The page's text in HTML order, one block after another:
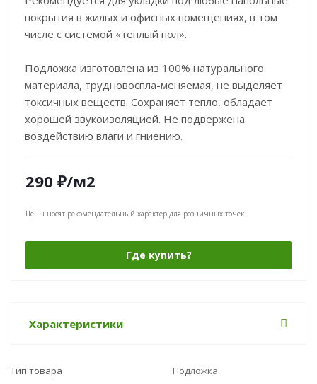
покрытия в жилых и офисных помещениях, в том
числе с системой «теплый пол».
Подложка изготовлена из 100% натурального
материала, трудновоспла-меняемая, не выделяет
токсичных веществ. Сохраняет тепло, обладает
хорошей звукоизоляцией. Не подвержена
воздействию влаги и гниению.
290 ₽/м2
Цены носят рекомендательный характер для розничных точек.
Где купить?
Характеристики
Тип товара
Подложка